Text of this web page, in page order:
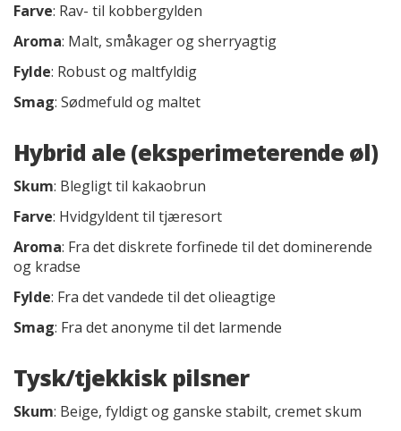
Farve: Rav- til kobbergylden
Aroma: Malt, småkager og sherryagtig
Fylde: Robust og maltfyldig
Smag: Sødmefuld og maltet
Hybrid ale (eksperimeterende øl)
Skum: Blegligt til kakaobrun
Farve: Hvidgyldent til tjæresort
Aroma: Fra det diskrete forfinede til det dominerende
og kradse
Fylde: Fra det vandede til det olieagtige
Smag: Fra det anonyme til det larmende
Tysk/tjekkisk pilsner
Skum: Beige, fyldigt og ganske stabilt, cremet skum